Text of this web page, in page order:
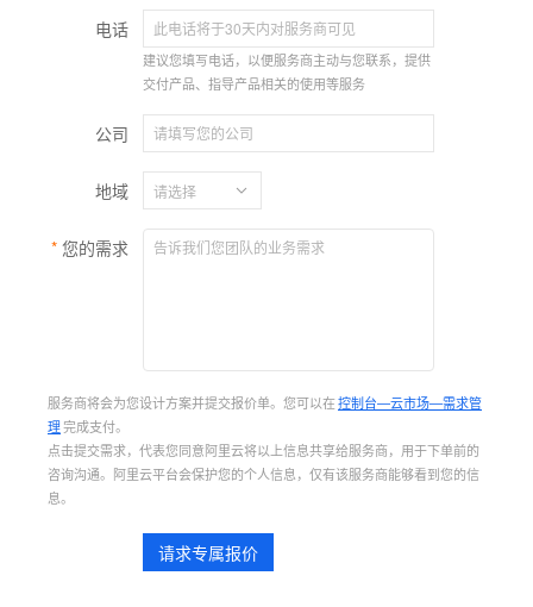
电话
建议您填写电话，以便服务商主动与您联系，提供
交付产品、指导产品相关的使用等服务
公司
地域
您的需求
服务商将会为您设计方案并提交报价单。您可以在控制台—云市场—需求管
理完成支付。
点击提交需求，代表您同意阿里云将以上信息共享给服务商，用于下单前的
咨询沟通。阿里云平台会保护您的个人信息，仅有该服务商能够看到您的信
息。
请求专属报价